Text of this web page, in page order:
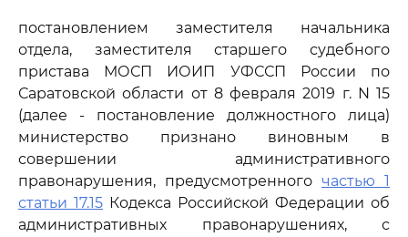
постановлением заместителя начальника
отдела, заместителя старшего судебного
пристава МОСП ИОИП УФССП России по
Саратовской области от 8 февраля 2019 г. N 15
(далее - постановление должностного лица)
министерство признано виновным в
совершении административного
правонарушения, предусмотренного частью 1
статьи 17.15 Кодекса Российской Федерации об
административных правонарушениях, с